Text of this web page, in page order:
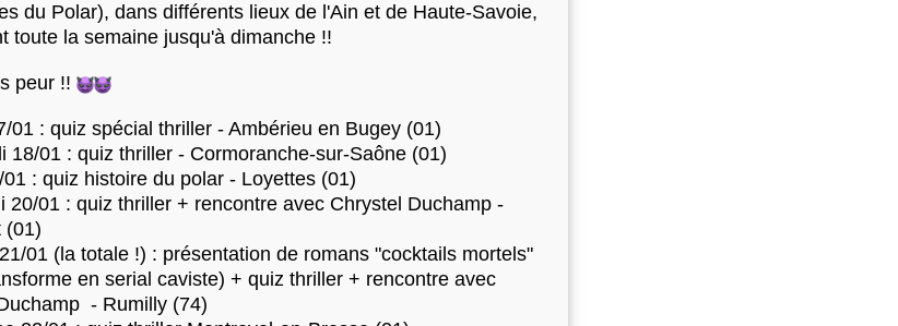
du Polar), dans différents lieux de l'Ain et de Haute-Savoie,
toute la semaine jusqu'à dimanche !!
peur !!
01 : quiz spécial thriller - Ambérieu en Bugey (01)
18/01 : quiz thriller - Cormoranche-sur-Saône (01)
: quiz histoire du polar - Loyettes (01)
20/01 : quiz thriller + rencontre avec Chrystel Duchamp -
(01)
01 (la totale !) : présentation de romans "cocktails mortels"
en serial caviste) + quiz thriller + rencontre avec
- Rumilly (74)